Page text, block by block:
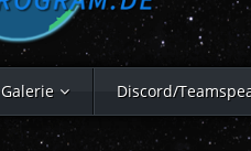
Galerie Discord/